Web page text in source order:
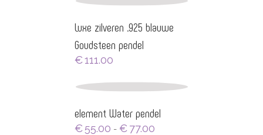
Luxe zilveren .925 blauwe
Goudsteen pendel
€111.00
element Water pendel
€ 55.00 - € 77.00Prijsklasse: